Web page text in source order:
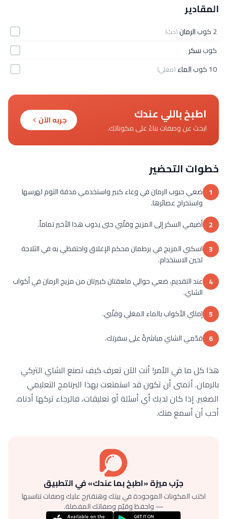
المقادير
2 كوب الرمان(حبّ)
كوبسكر
10 كوب
الماء(مغلي)
اطبخ باللي عندك
ابحث عن وصفات بناءً على مكوناتك.
جربه الآن
خطوات التحضير
1 ضعي حبوب الرمان في وعاء كبير واستخدمي مدقة الثوم لهرسها
واستخراج عصائرها.
2 أضيفي السكر إلى المزيج وقلّبي حتى يذوب هذا الأخير تماماً.
3 اسكبي المزيج في برطمان محكم الإغلاق واحتفظي به في الثلاجة
لحين الاستخدام.
4 عند التقديم، ضعي حوالي ملعقتان كبيرتان من مزيج الرمان في أكواب
الشاي.
5 إملئي الأكواب بالماء المغلي وقلّبي.
6 قدّمي الشاي مباشرةً على سفرتك.
هذا كل ما في الأمر! أنت الآن تعرف كيف تصنع الشاي التركي
بالرمان. أتمنى أن تكون قد استمتعت بهذا البرنامج التعليمي
الصغير. إذا كان لديك أي أسئلة أو تعليقات، فالرجاء تركها أدناه.
أحب أن أسمع منك.
جرّب ميزة «اطبخ بما عندك» في التطبيق
اكتب المكونات الموجودة في بيتك وهنقترح عليك وصفات تناسبها
— واحفظ وقيّم وصفاتك المفضلة.